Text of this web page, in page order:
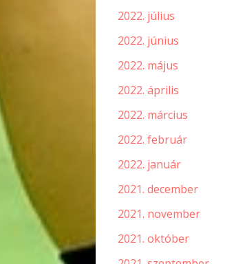
2022. július
2022. június
2022. május
2022. április
2022. március
2022. február
2022. január
2021. december
2021. november
2021. október